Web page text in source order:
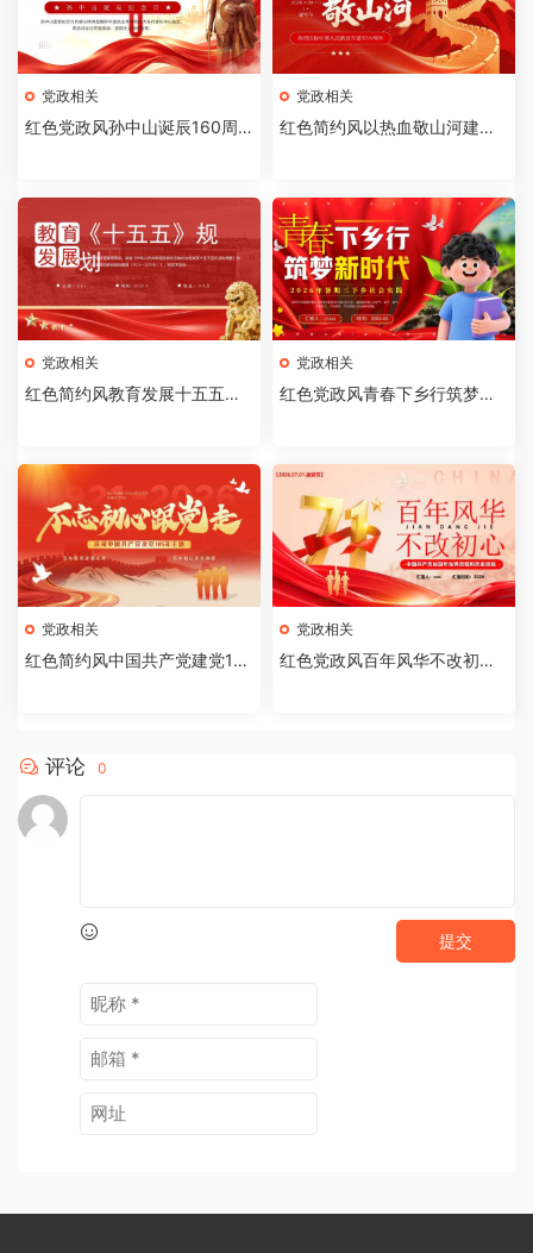
党政相关
红色党政风孙中山诞辰160周
党政相关
红色简约风以热血敬山河建军
党政相关
红色简约风教育发展十五五规
党政相关
红色党政风青春下乡行筑梦新
党政相关
红色简约风中国共产党建党10
党政相关
红色党政风百年风华不改初心P
评论 0
提交